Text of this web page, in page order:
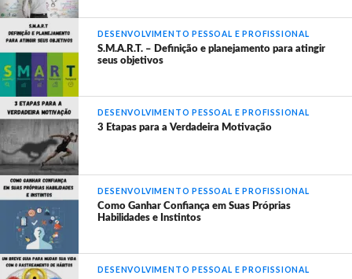
DESENVOLVIMENTO PESSOAL E PROFISSIONAL
S.M.A.R.T. – Definição e planejamento para atingir
seus objetivos
DESENVOLVIMENTO PESSOAL E PROFISSIONAL
3 Etapas para a Verdadeira Motivação
DESENVOLVIMENTO PESSOAL E PROFISSIONAL
Como Ganhar Confiança em Suas Próprias
Habilidades e Instintos
DESENVOLVIMENTO PESSOAL E PROFISSIONAL